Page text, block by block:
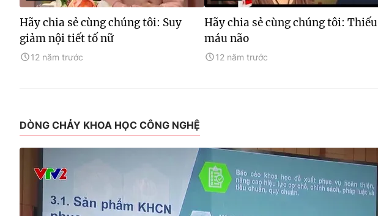
Hãy chia sẻ cùng chúng tôi: Suy
giảm nội tiết tố nữ
12 năm trước
Hãy chia sẻ cùng chúng tôi: Thiếu
máu não
12 năm trước
DÒNG CHẢY KHOA HỌC CÔNG NGHỆ